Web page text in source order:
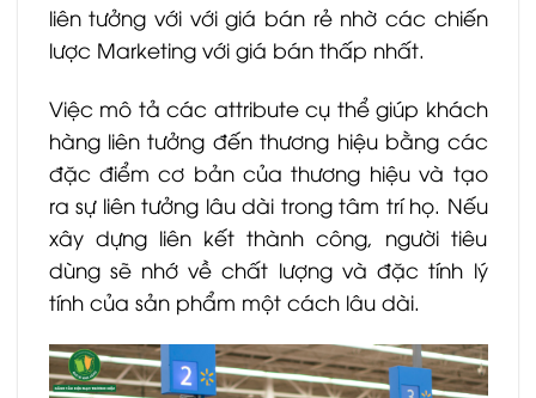
liên tưởng với với giá bán rẻ nhờ các chiến
lược Marketing với giá bán thấp nhất.
Việc mô tả các attribute cụ thể giúp khách
hàng liên tưởng đến thương hiệu bằng các
đặc điểm cơ bản của thương hiệu và tạo
ra sự liên tưởng lâu dài trong tâm trí họ. Nếu
xây dựng liên kết thành công, người tiêu
dùng sẽ nhớ về chất lượng và đặc tính lý
tính của sản phẩm một cách lâu dài.